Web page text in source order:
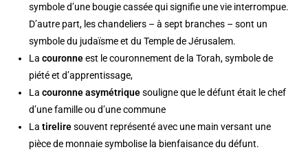
symbole d’une bougie cassée qui signifie une vie interrompue.
D’autre part, les chandeliers – à sept branches – sont un
symbole du judaïsme et du Temple de Jérusalem.
Lacouronneest le couronnement de la Torah, symbole de
piété et d’apprentissage,
Lacouronne asymétriquesouligne que le défunt était le chef
d’une famille ou d’une commune
Latireliresouvent représenté avec une main versant une
pièce de monnaie symbolise la bienfaisance du défunt.